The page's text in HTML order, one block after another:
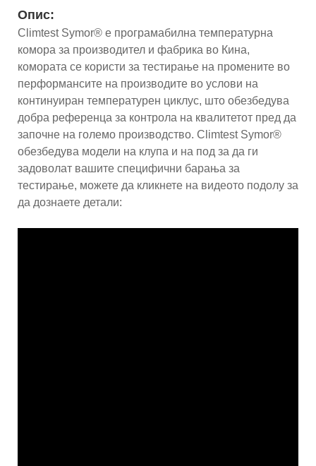
Опис:
Climtest Symor® е програмабилна температурна
комора за производител и фабрика во Кина,
комората се користи за тестирање на промените во
перформансите на производите во услови на
континуиран температурен циклус, што обезбедува
добра референца за контрола на квалитетот пред да
започне на големо производство. Climtest Symor®
обезбедува модели на клупа и на под за да ги
задоволат вашите специфични барања за
тестирање, можете да кликнете на видеото подолу за
да дознаете детали: